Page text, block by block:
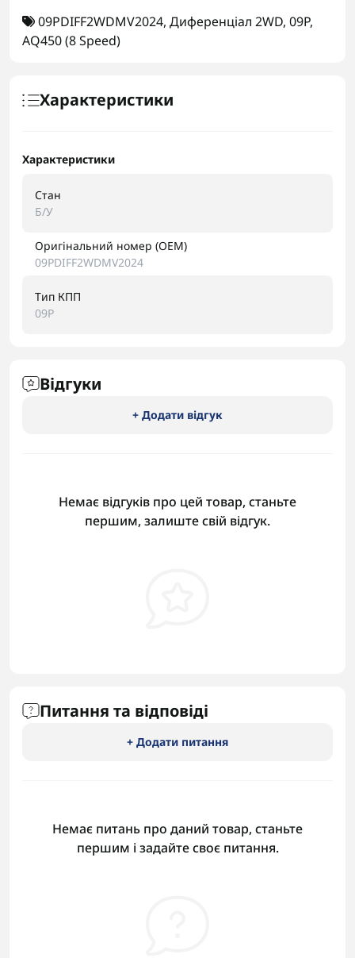
09PDIFF2WDMV2024, Диференціал 2WD, 09P,
AQ450 (8 Speed)
Характеристики
Характеристики
Стан
Б/У
Оригінальний номер (OEM)
09PDIFF2WDMV2024
Тип КПП
09P
Відгуки
+ Додати відгук
Немає відгуків про цей товар, станьте
першим, залиште свій відгук.
Питання та відповіді
+ Додати питання
Немає питань про даний товар, станьте
першим і задайте своє питання.